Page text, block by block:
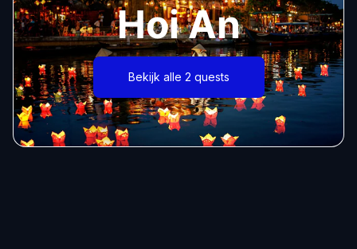
Hoi An
Bekijk alle 2 quests